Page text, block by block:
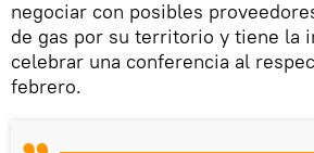
negociar con posibles
de gas por su territorio y tiene la
celebrar una conferencia al
febrero.